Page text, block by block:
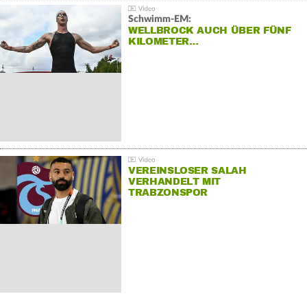
Schwimm-EM:
WELLBROCK AUCH ÜBER FÜNF
KILOMETER…
VEREINSLOSER SALAH
VERHANDELT MIT
TRABZONSPOR